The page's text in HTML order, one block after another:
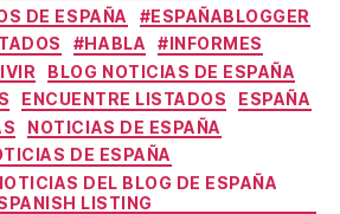
DE ESPAÑA
#ESPAÑABLOGGER
#HABLA
#INFORMES
BLOG NOTICIAS DE ESPAÑA
ENCUENTRE LISTADOS
ESPAÑA
NOTICIAS DE ESPAÑA
DE ESPAÑA
DEL BLOG DE ESPAÑA
LISTING